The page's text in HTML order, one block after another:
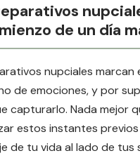
de un día
nupciales marcan
de emociones, y por
capturarlo. Nada mejor
estos instantes previos
de tu vida al lado de tus